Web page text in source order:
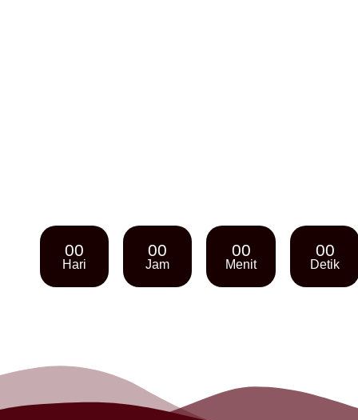
00
Hari
00
Jam
00
Menit
00
Detik